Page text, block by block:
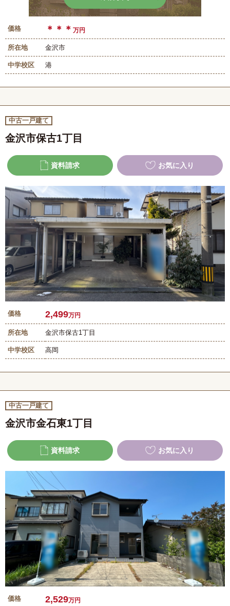
価格 ＊＊＊ 万円
所在地 金沢市
中学校区 港
中古一戸建て
金沢市保古1丁目
資料請求 お気に入り
価格 2,499万円
所在地 金沢市保古1丁目
中学校区 高岡
中古一戸建て
金沢市金石東1丁目
資料請求 お気に入り
価格 2,529万円